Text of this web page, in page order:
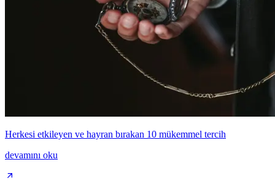
Herkesi etkileyen ve hayran bırakan 10 mükemmel tercih
devamını oku